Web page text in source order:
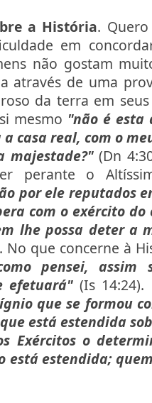
a História.
em
não gostam
através de uma
da terra em
mesmo "não é esta
casa real, com o
majestade?"(Dn
perante o
por ele reputados
com o exército do
lhe possa deter a
No que concerne à
pensei, assim
efetuará"(Is 14:24).
que se formou
está estendida
Exércitos o
está estendida;